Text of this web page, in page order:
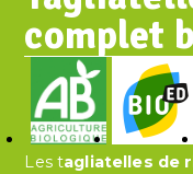
complet
Les tagliatelles de